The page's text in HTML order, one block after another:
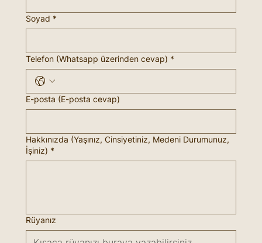
Soyad *
Telefon (Whatsapp üzerinden cevap) *
E-posta (E-posta cevap)
Hakkınızda (Yaşınız, Cinsiyetiniz, Medeni Durumunuz,
İşiniz) *
Rüyanız